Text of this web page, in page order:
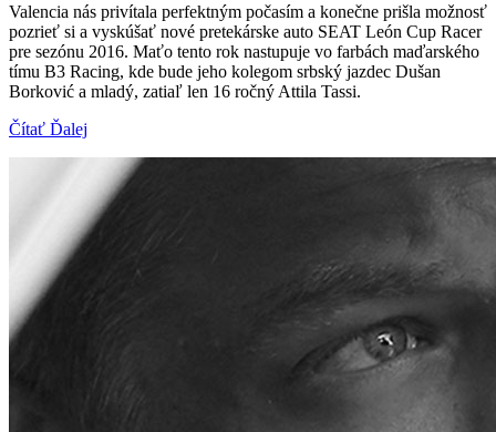
Valencia nás privítala perfektným počasím a konečne prišla možnosť
pozrieť si a vyskúšať nové pretekárske auto SEAT León Cup Racer
pre sezónu 2016. Maťo tento rok nastupuje vo farbách maďarského
tímu B3 Racing, kde bude jeho kolegom srbský jazdec Dušan
Borković a mladý, zatiaľ len 16 ročný Attila Tassi.
Čítať Ďalej